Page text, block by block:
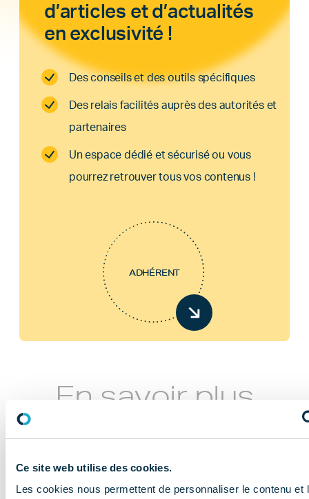
Ce site web utilise des cookies.
Les cookies nous permettent de personnaliser le contenu et
d’articles et d’actualités
en exclusivité !
Des conseils et des outils spécifiques
Des relais facilités auprès des autorités et
partenaires
Un espace dédié et sécurisé ou vous
pourrez retrouver tous vos contenus !
ADHÉRENT
En savoir plus